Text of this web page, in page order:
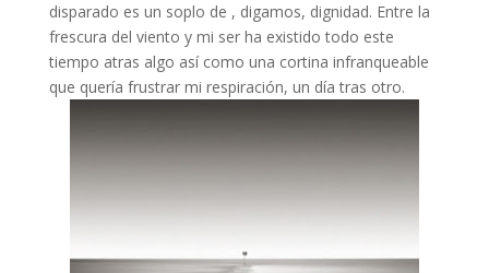
disparado es un soplo de , digamos, dignidad. Entre la
frescura del viento y mi ser ha existido todo este
tiempo atras algo así como una cortina infranqueable
que quería frustrar mi respiración, un día tras otro.